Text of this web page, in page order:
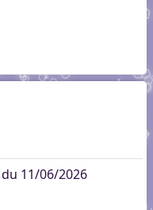
11/06/2026